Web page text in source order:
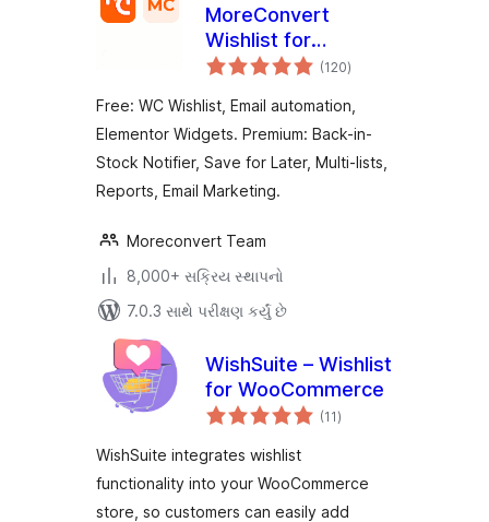
MoreConvert
Wishlist for
WooCommerce
(120કુલ
રેટિંગ્સ
)
Free: WC Wishlist, Email automation,
Elementor Widgets. Premium: Back-in-
Stock Notifier, Save for Later, Multi-lists,
Reports, Email Marketing.
Moreconvert Team
8,000+ સક્રિય સ્થાપનો
7.0.3 સાથે પરીક્ષણ કર્યું છે
WishSuite – Wishlist
for WooCommerce
(11કુલ
રેટિંગ્સ
)
WishSuite integrates wishlist
functionality into your WooCommerce
store, so customers can easily add